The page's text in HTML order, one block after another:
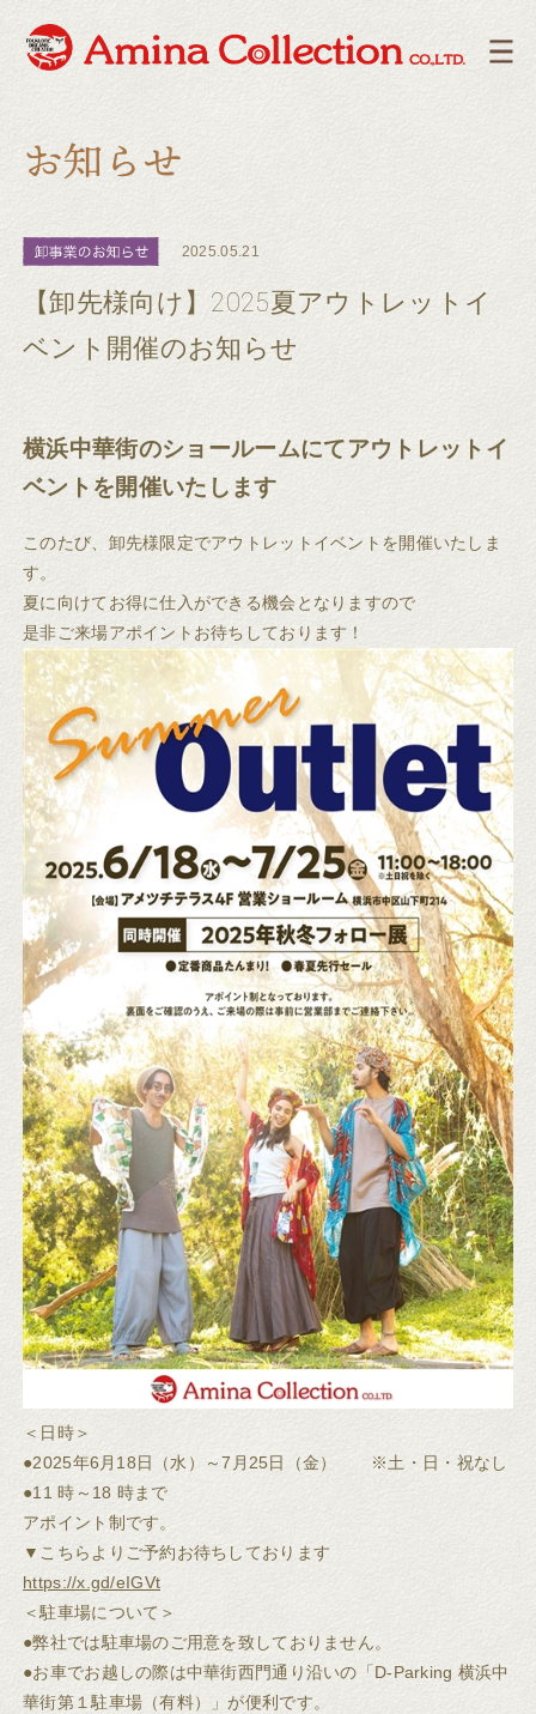
2025.05.21
【卸先様向け】2025夏アウトレットイ
ベント開催のお知らせ
横浜中華街のショールームにてアウトレットイ
ベントを開催いたします
このたび、卸先様限定でアウトレットイベントを開催いたしま
す。
夏に向けてお得に仕入ができる機会となりますので
是非ご来場アポイントお待ちしております！
＜日時＞
●2025年6月18日（水）～7月25日（金） ※土・日・祝なし
●11 時～18 時まで
アポイント制です。
▼こちらよりご予約お待ちしております
https://x.gd/eIGVt
＜駐車場について＞
●弊社では駐車場のご用意を致しておりません。
●お車でお越しの際は中華街西門通り沿いの「D-Parking 横浜中
華街第１駐車場（有料）」が便利です。